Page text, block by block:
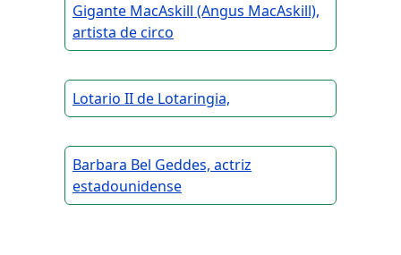
Gigante MacAskill (Angus MacAskill),
artista de circo
Lotario II de Lotaringia,
Barbara Bel Geddes, actriz
estadounidense